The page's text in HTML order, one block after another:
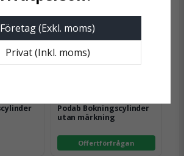
583 x 42 x 450 mm
publicera min fråga
Skicka fråga
Podab Bokningscylinder
utan märkning
Offertförfrågan
Företag (Exkl. moms)
Privat (Inkl. moms)